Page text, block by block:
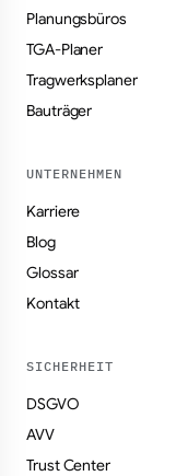
Planungsbüros
TGA-Planer
Tragwerksplaner
Bauträger
UNTERNEHMEN
Karriere
Blog
Glossar
Kontakt
SICHERHEIT
DSGVO
AVV
Trust Center